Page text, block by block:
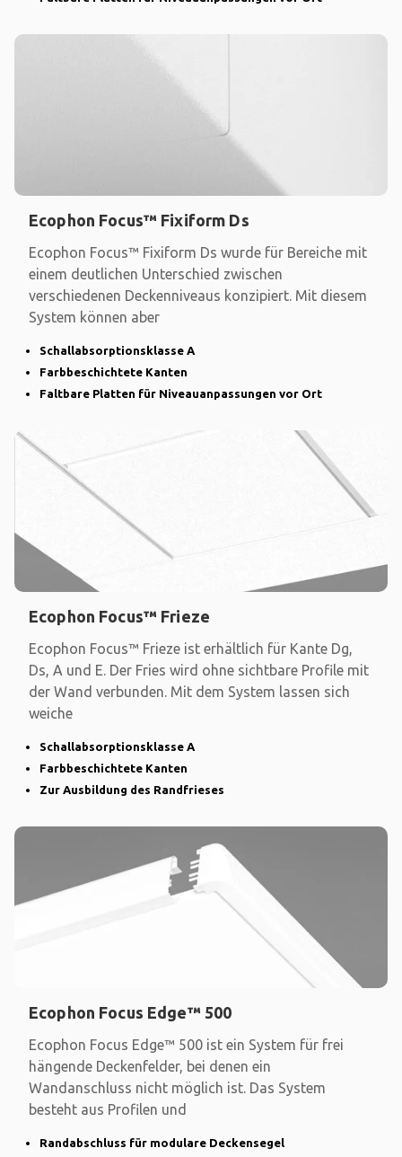
Ecophon Focus™ Fixiform Ds
Ecophon Focus™ Fixiform Ds wurde für Bereiche mit
einem deutlichen Unterschied zwischen
verschiedenen Deckenniveaus konzipiert. Mit diesem
System können aber
Schallabsorptionsklasse A
Farbbeschichtete Kanten
Faltbare Platten für Niveauanpassungen vor Ort
Ecophon Focus™ Frieze
Ecophon Focus™ Frieze ist erhältlich für Kante Dg,
Ds, A und E. Der Fries wird ohne sichtbare Profile mit
der Wand verbunden. Mit dem System lassen sich
weiche
Schallabsorptionsklasse A
Farbbeschichtete Kanten
Zur Ausbildung des Randfrieses
Ecophon Focus Edge™ 500
Ecophon Focus Edge™ 500 ist ein System für frei
hängende Deckenfelder, bei denen ein
Wandanschluss nicht möglich ist. Das System
besteht aus Profilen und
Randabschluss für modulare Deckensegel